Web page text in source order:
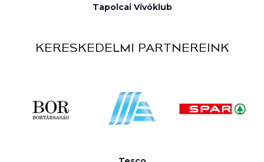
Tapolcai Vívóklub
KERESKEDELMI PARTNEREINK